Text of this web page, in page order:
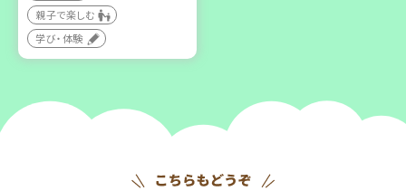
親子で楽しむ
学び・体験